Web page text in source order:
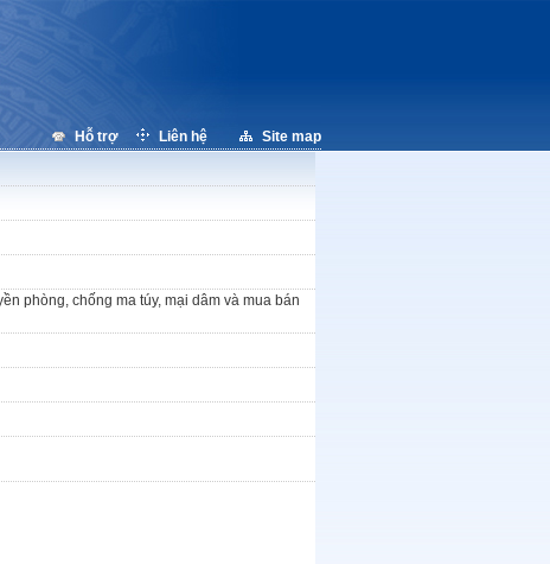
Hỗ trợ Liên hệ Site map
phòng, chống ma túy, mại dâm và mua bán